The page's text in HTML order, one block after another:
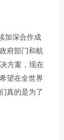
加深合作成
府部门和航
方案，现在
望在全世界
真的是为了